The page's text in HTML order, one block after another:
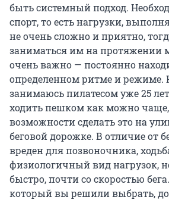
быть системный подход.
спорт, то есть нагрузки,
не очень сложно и приятно,
заниматься им на протяжении
очень важно — постоянно
определенном ритме и режиме.
занимаюсь пилатесом уже 25
ходить пешком как можно чаще,
возможности сделать это на
беговой дорожке. В отличие от
вреден для позвоночника,
физиологичный вид нагрузок,
быстро, почти со скоростью
который вы решили выбрать,